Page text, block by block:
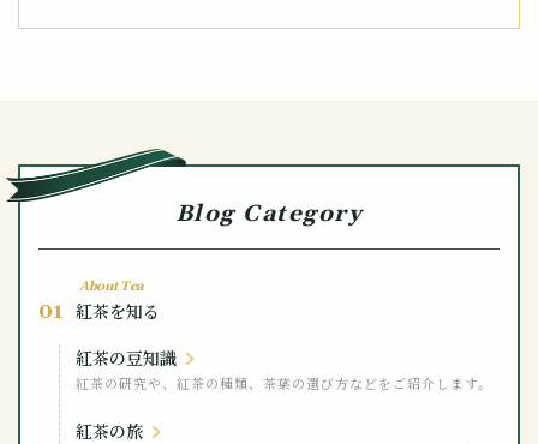
Blog Category
About Tea
01 紅茶を知る
紅茶の豆知識
紅茶の研究や、紅茶の種類、茶葉の選び方などをご紹介します。
紅茶の旅